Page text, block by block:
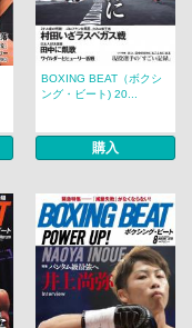
BOXING BEAT（ボクシ
ング・ビート) 20...
購入